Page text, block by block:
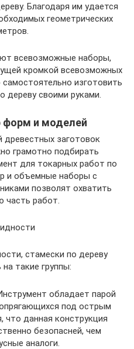
Благодаря им удается
геометрических
всевозможные наборы,
кромкой всевозможных
изготовить
дереву своими руками.
и моделей
древестных заготовок
грамотно подбирать
для токарных работ по
и объемные наборы с
позволят охватить
часть работ.
стамески по дереву
такие группы:
Инструмент обладает парой
под острым
что данная конструкция
безопасней, чем
аналоги.